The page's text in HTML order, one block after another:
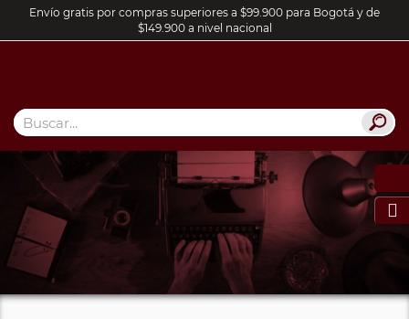
Envío gratis por compras superiores a $99.900 para Bogotá y de
$149.900 a nivel nacional
